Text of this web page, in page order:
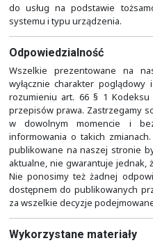
Jednym z kluczowych
wyposażony w
Firewall. Dotyczy to
chmury publicznej, jak i
jest zapobieganie
ukierunkowanych na
Generation Intrusion
aplikacji webowych
ochrony przed znanym i
(AMP - Advanced
(OpenAppID/AVC),
oraz umożliwienie
do usług na podstawie
systemu i typu urządzenia.